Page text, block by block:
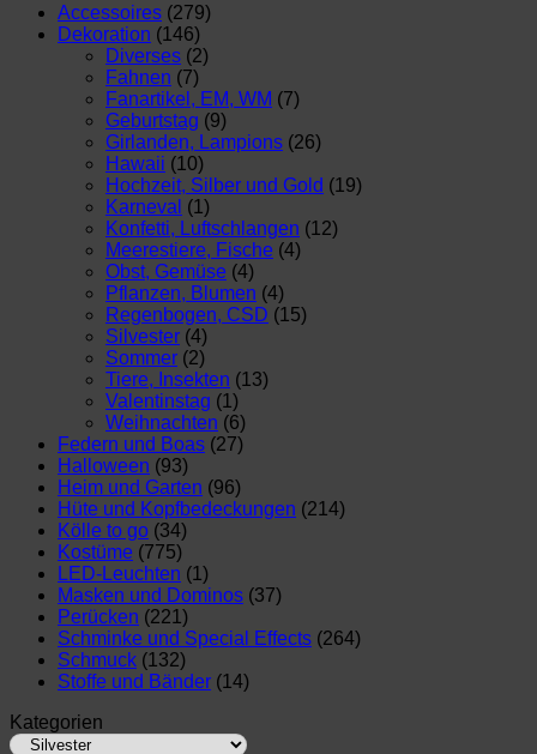
Accessoires (279)
Dekoration (146)
Diverses (2)
Fahnen (7)
Fanartikel, EM, WM (7)
Geburtstag (9)
Girlanden, Lampions (26)
Hawaii (10)
Hochzeit, Silber und Gold (19)
Karneval (1)
Konfetti, Luftschlangen (12)
Meerestiere, Fische (4)
Obst, Gemüse (4)
Pflanzen, Blumen (4)
Regenbogen, CSD (15)
Silvester (4)
Sommer (2)
Tiere, Insekten (13)
Valentinstag (1)
Weihnachten (6)
Federn und Boas (27)
Halloween (93)
Heim und Garten (96)
Hüte und Kopfbedeckungen (214)
Kölle to go (34)
Kostüme (775)
LED-Leuchten (1)
Masken und Dominos (37)
Perücken (221)
Schminke und Special Effects (264)
Schmuck (132)
Stoffe und Bänder (14)
Kategorien